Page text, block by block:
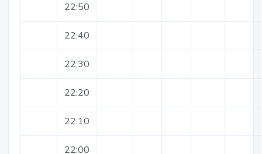
22:50
22:40
22:30
22:20
22:10
22:00